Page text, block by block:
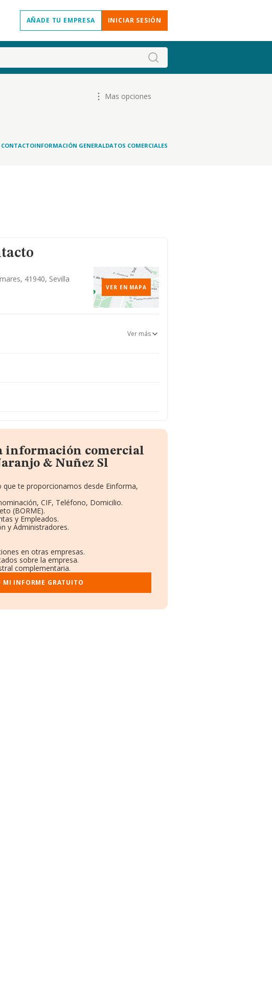
AÑADE TU EMPRESA INICIAR SESIÓN
Mas opciones
CONTACTOINFORMACIÓN GENERALDATOS COMERCIALES
41940, Sevilla
VER EN MAPA
Ver más
información comercial
& Nuñez Sl
te proporcionamos desde Einforma,
CIF, Teléfono, Domicilio.
(BORME).
y Empleados.
y Administradores.
en otras empresas.
sobre la empresa.
complementaria.
MI INFORME GRATUITO